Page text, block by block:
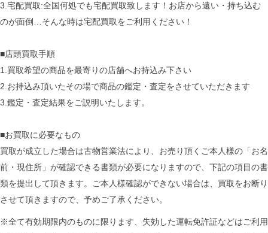
3.宅配買取:全国何処でも宅配買取致します！お店から遠い・持ち込む
のが面倒…そんな時は宅配買取をご利用ください！
■店頭買取手順
1.買取希望の商品を最寄りの店舗へお持込み下さい
2.お持込み頂いたその場で商品の鑑定・査定をさせていただきます
3.鑑定・査定結果をご説明いたします。
■お買取に必要なもの
買取が成立した場合は古物営業法により、お売り頂くご本人様の「お名
前・現住所」が確認できる書類が必要になりますので、下記の項目の書
類を提出して頂きます。ご本人様確認ができない場合は、買取をお断り
させて頂きますので、予めご了承ください。
※全て有効期限内のものに限ります、失効した運転免許証などはご利用